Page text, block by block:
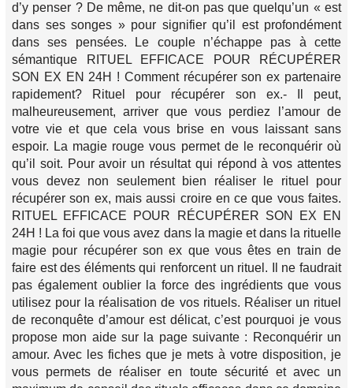
d’y penser ? De même, ne dit-on pas que quelqu’un « est
dans ses songes » pour signifier qu’il est profondément
dans ses pensées. Le couple n’échappe pas à cette
sémantique RITUEL EFFICACE POUR RÉCUPÉRER
SON EX EN 24H ! Comment récupérer son ex partenaire
rapidement? Rituel pour récupérer son ex.- Il peut,
malheureusement, arriver que vous perdiez l’amour de
votre vie et que cela vous brise en vous laissant sans
espoir. La magie rouge vous permet de le reconquérir où
qu’il soit. Pour avoir un résultat qui répond à vos attentes
vous devez non seulement bien réaliser le rituel pour
récupérer son ex, mais aussi croire en ce que vous faites.
RITUEL EFFICACE POUR RÉCUPÉRER SON EX EN
24H ! La foi que vous avez dans la magie et dans la rituelle
magie pour récupérer son ex que vous êtes en train de
faire est des éléments qui renforcent un rituel. Il ne faudrait
pas également oublier la force des ingrédients que vous
utilisez pour la réalisation de vos rituels. Réaliser un rituel
de reconquête d’amour est délicat, c’est pourquoi je vous
propose mon aide sur la page suivante : Reconquérir un
amour. Avec les fiches que je mets à votre disposition, je
vous permets de réaliser en toute sécurité et avec un